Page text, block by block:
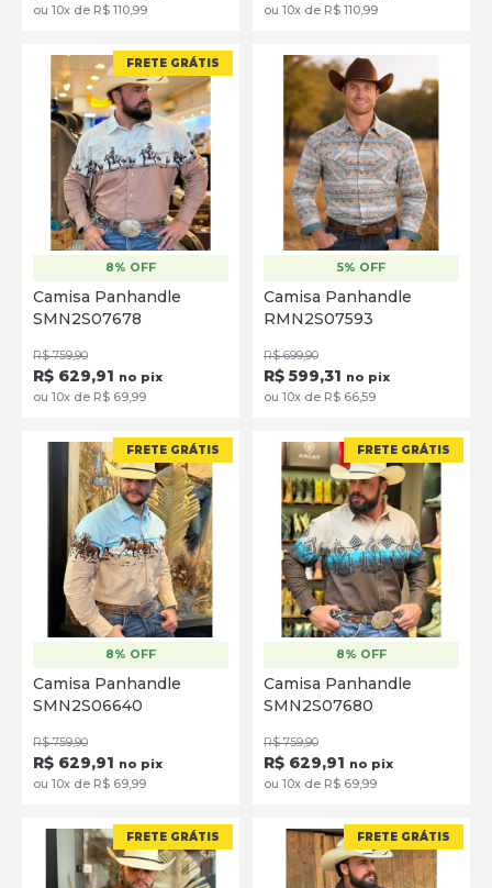
ou 10x de R$ 110,99
ou 10x de R$ 110,99
M G
SELECIONE
FRETE GRÁTIS
8% OFF
Camisa Panhandle
SMN2S07678
R$ 759,90
R$ 629,91 no pix
ou 10x de R$ 69,99
G
SELECIONE
5% OFF
Camisa Panhandle
RMN2S07593
R$ 699,90
R$ 599,31 no pix
ou 10x de R$ 66,59
G GG
SELECIONE
FRETE GRÁTIS
8% OFF
Camisa Panhandle
SMN2S06640
R$ 759,90
R$ 629,91 no pix
ou 10x de R$ 69,99
M G
SELECIONE
FRETE GRÁTIS
8% OFF
Camisa Panhandle
SMN2S07680
R$ 759,90
R$ 629,91 no pix
ou 10x de R$ 69,99
FRETE GRÁTIS FRETE GRÁTIS